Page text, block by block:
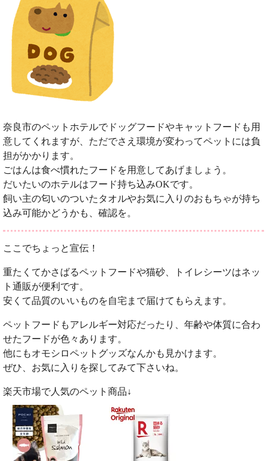
奈良市のペットホテルでドッグフードやキャットフードも用
意してくれますが、ただでさえ環境が変わってペットには負
担がかかります。
ごはんは食べ慣れたフードを用意してあげましょう。
だいたいのホテルはフード持ち込みOKです。
飼い主の匂いのついたタオルやお気に入りのおもちゃが持ち
込み可能かどうかも、確認を。
ここでちょっと宣伝！
重たくてかさばるペットフードや猫砂、トイレシーツはネッ
ト通販が便利です。
安くて品質のいいものを自宅まで届けてもらえます。
ペットフードもアレルギー対応だったり、年齢や体質に合わ
せたフードが色々あります。
他にもオモシロペットグッズなんかも見かけます。
ぜひ、お気に入りを探してみて下さいね。
楽天市場で人気のペット商品↓